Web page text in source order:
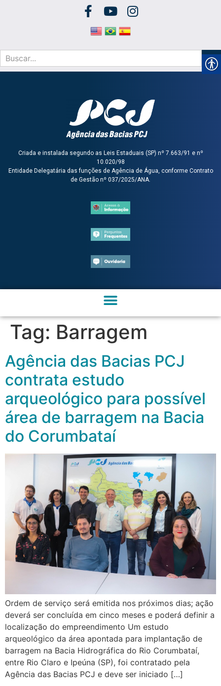
Criada e instalada segundo as Leis Estaduais (SP) nº 7.663/91 e nº
10.020/98
Entidade Delegatária das funções de Agência de Água, conforme Contrato
de Gestão nº 037/2025/ANA.
Tag: Barragem
Agência das Bacias PCJ
contrata estudo
arqueológico para possível
área de barragem na Bacia
do Corumbataí
Ordem de serviço será emitida nos próximos dias; ação
deverá ser concluída em cinco meses e poderá definir a
localização do empreendimento Um estudo
arqueológico da área apontada para implantação de
barragem na Bacia Hidrográfica do Rio Corumbataí,
entre Rio Claro e Ipeúna (SP), foi contratado pela
Agência das Bacias PCJ e deve ser iniciado […]